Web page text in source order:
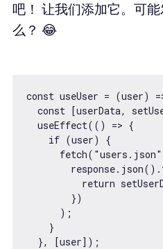
吧！ 让我们添加它。可
么？ 😂
const useUser = (user)
const [userData,
  useEffect(() => {
    if (user) {
return
        })
      );
    }
  }, [user]);